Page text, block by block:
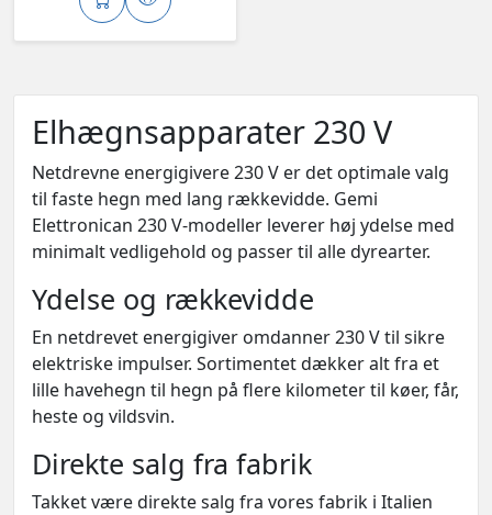
Elhægnsapparater 230 V
Netdrevne energigivere 230 V er det optimale valg
til faste hegn med lang rækkevidde. Gemi
Elettronican 230 V-modeller leverer høj ydelse med
minimalt vedligehold og passer til alle dyrearter.
Ydelse og rækkevidde
En netdrevet energigiver omdanner 230 V til sikre
elektriske impulser. Sortimentet dækker alt fra et
lille havehegn til hegn på flere kilometer til køer, får,
heste og vildsvin.
Direkte salg fra fabrik
Takket være direkte salg fra vores fabrik i Italien